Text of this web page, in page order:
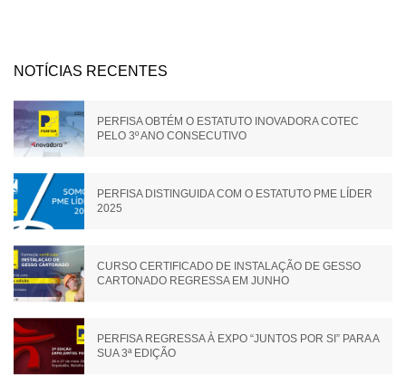
NOTÍCIAS RECENTES
PERFISA OBTÉM O ESTATUTO INOVADORA COTEC
PELO 3º ANO CONSECUTIVO
PERFISA DISTINGUIDA COM O ESTATUTO PME LÍDER
2025
CURSO CERTIFICADO DE INSTALAÇÃO DE GESSO
CARTONADO REGRESSA EM JUNHO
PERFISA REGRESSA À EXPO “JUNTOS POR SI” PARA A
SUA 3ª EDIÇÃO